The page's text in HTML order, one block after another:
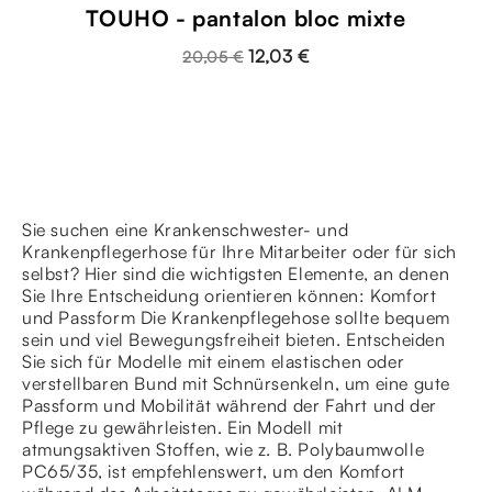
TOUHO - pantalon bloc mixte
20,05 € 12,03 €
Sie suchen eine Krankenschwester- und
Krankenpflegerhose für Ihre Mitarbeiter oder für sich
selbst? Hier sind die wichtigsten Elemente, an denen
Sie Ihre Entscheidung orientieren können: Komfort
und Passform Die Krankenpflegehose sollte bequem
sein und viel Bewegungsfreiheit bieten. Entscheiden
Sie sich für Modelle mit einem elastischen oder
verstellbaren Bund mit Schnürsenkeln, um eine gute
Passform und Mobilität während der Fahrt und der
Pflege zu gewährleisten. Ein Modell mit
atmungsaktiven Stoffen, wie z. B. Polybaumwolle
PC65/35, ist empfehlenswert, um den Komfort